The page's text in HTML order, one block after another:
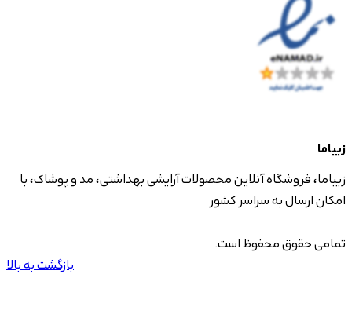
زیباما
زیباما، فروشگاه آنلاین محصولات آرایشی بهداشتی، مد و پوشاک، با
امکان ارسال به سراسر کشور
تمامی حقوق محفوظ است.
بازگشت به بالا